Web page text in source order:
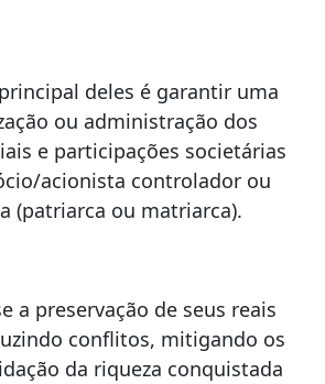
deles é garantir uma
ou administração dos
e participações societárias
acionista controlador ou
(patriarca ou matriarca).
a preservação de seus reais
conflitos, mitigando os
da riqueza conquistada